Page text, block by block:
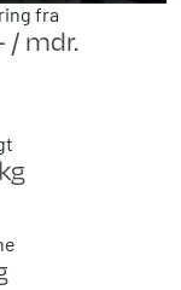
fra
/ mdr.